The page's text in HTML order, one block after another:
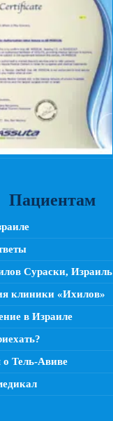
Пациентам
Сураски, Израиль
клиники «Ихилов»
в Израиле
Тель-Авиве